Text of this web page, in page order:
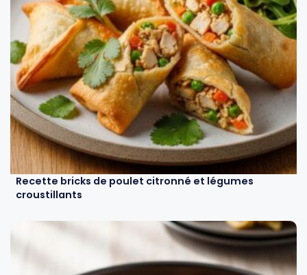
Recette bricks de poulet citronné et légumes
croustillants